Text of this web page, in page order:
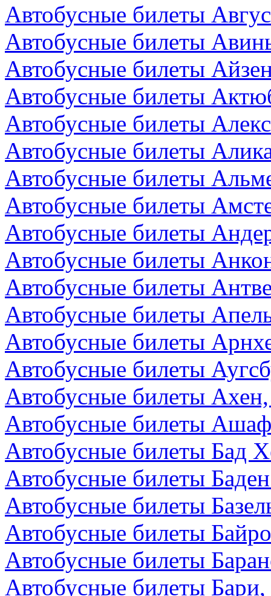
Автобусные билеты
Автобусные билеты
Автобусные билеты
Автобусные билеты
Автобусные билеты
Автобусные билеты
Автобусные билеты
Автобусные билеты
Автобусные билеты
Автобусные билеты
Автобусные билеты
Автобусные билеты
Автобусные билеты
Автобусные билеты
Автобусные билеты
Автобусные билеты
Автобусные билеты Бад
Автобусные билеты
Автобусные билеты
Автобусные билеты
Автобусные билеты
Автобусные билеты